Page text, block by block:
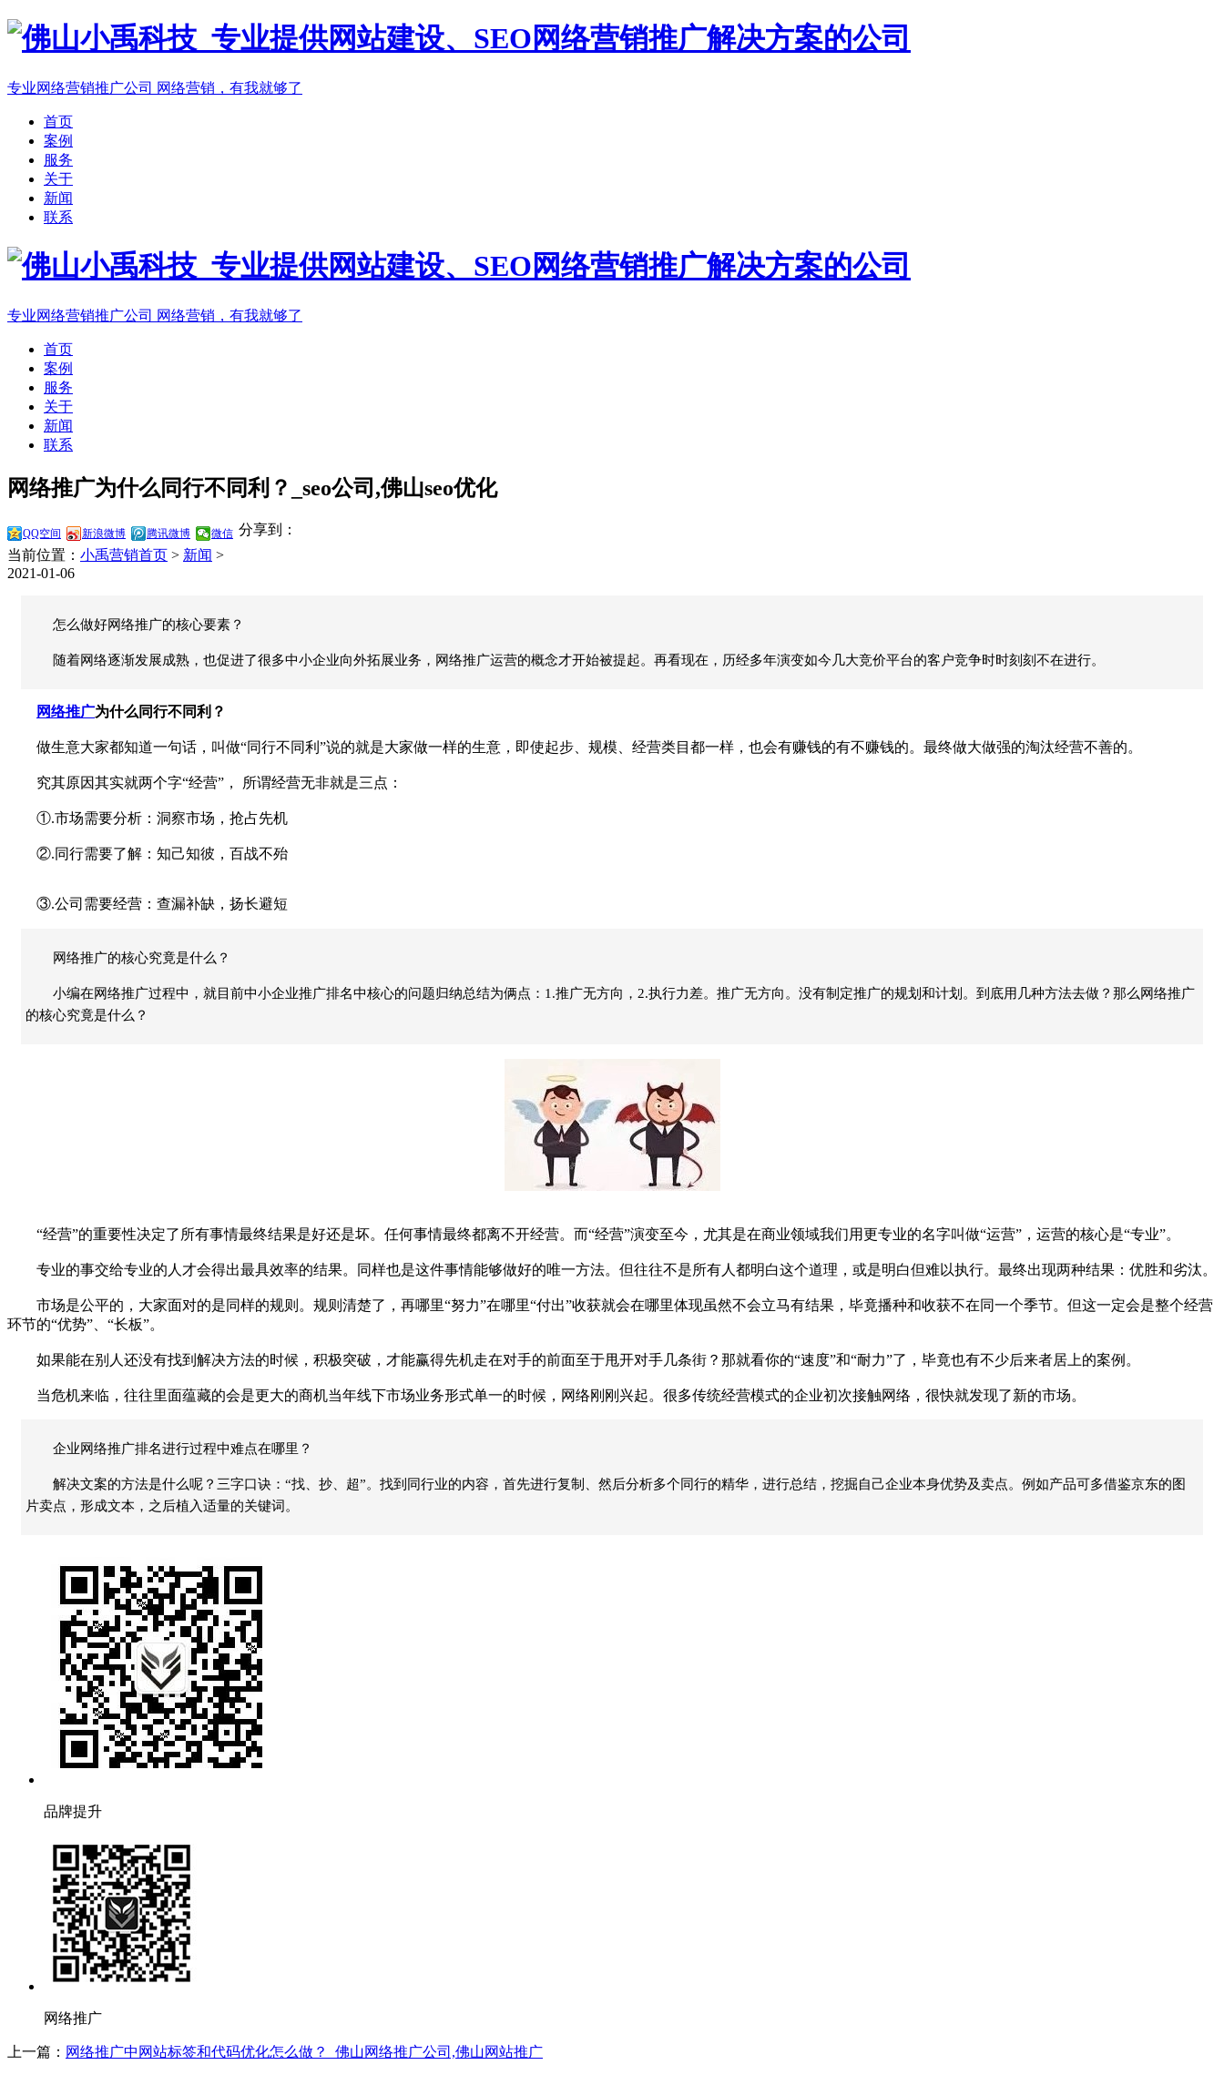
专业网络营销推广公司 网络营销，有我就够了
首页
案例
服务
关于
新闻
联系
专业网络营销推广公司 网络营销，有我就够了
首页
案例
服务
关于
新闻
联系
网络推广为什么同行不同利？_seo公司,佛山seo优化
分享到：
QQ空间 新浪微博 腾讯微博 微信
当前位置： 小禹营销首页 > 新闻 >
2021-01-06
怎么做好网络推广的核心要素？
随着网络逐渐发展成熟，也促进了很多中小企业向外拓展业务，网络推广运营的概念才开始被提起。再看现在，历经多年演变如今几大竞价平台的客户竞争时时刻刻不在进行。
网络推广为什么同行不同利？
做生意大家都知道一句话，叫做“同行不同利”说的就是大家做一样的生意，即使起步、规模、经营类目都一样，也会有赚钱的有不赚钱的。最终做大做强的淘汰经营不善的。
究其原因其实就两个字“经营”， 所谓经营无非就是三点：
①.市场需要分析：洞察市场，抢占先机
②.同行需要了解：知己知彼，百战不殆
③.公司需要经营：查漏补缺，扬长避短
网络推广的核心究竟是什么？
小编在网络推广过程中，就目前中小企业推广排名中核心的问题归纳总结为俩点：1.推广无方向，2.执行力差。推广无方向。没有制定推广的规划和计划。到底用几种方法去做？那么网络推广
的核心究竟是什么？
“经营”的重要性决定了所有事情最终结果是好还是坏。任何事情最终都离不开经营。而“经营”演变至今，尤其是在商业领域我们用更专业的名字叫做“运营”，运营的核心是“专业”。
专业的事交给专业的人才会得出最具效率的结果。同样也是这件事情能够做好的唯一方法。但往往不是所有人都明白这个道理，或是明白但难以执行。最终出现两种结果：优胜和劣汰。
市场是公平的，大家面对的是同样的规则。规则清楚了，再哪里“努力”在哪里“付出”收获就会在哪里体现虽然不会立马有结果，毕竟播种和收获不在同一个季节。但这一定会是整个经营
环节的“优势”、“长板”。
如果能在别人还没有找到解决方法的时候，积极突破，才能赢得先机走在对手的前面至于甩开对手几条街？那就看你的“速度”和“耐力”了，毕竟也有不少后来者居上的案例。
当危机来临，往往里面蕴藏的会是更大的商机当年线下市场业务形式单一的时候，网络刚刚兴起。很多传统经营模式的企业初次接触网络，很快就发现了新的市场。
企业网络推广排名进行过程中难点在哪里？
解决文案的方法是什么呢？三字口诀：“找、抄、超”。找到同行业的内容，首先进行复制、然后分析多个同行的精华，进行总结，挖掘自己企业本身优势及卖点。例如产品可多借鉴京东的图
片卖点，形成文本，之后植入适量的关键词。
品牌提升
网络推广
上一篇： 网络推广中网站标签和代码优化怎么做？_佛山网络推广公司,佛山网站推广